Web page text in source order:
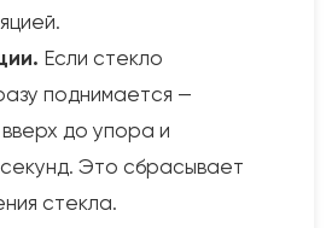
Если стекло
поднимается —
до упора и
Это сбрасывает
стекла.